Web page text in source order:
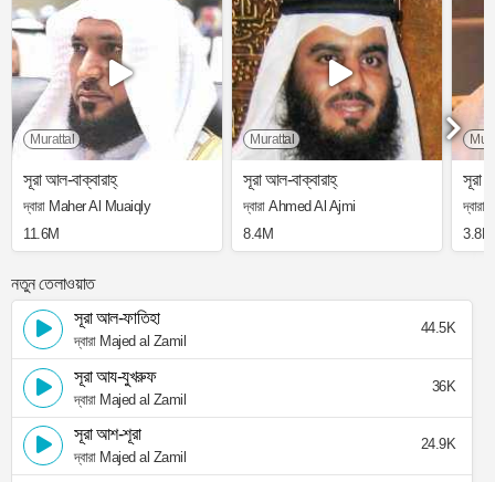
Murattal
সূরা আল-বাক্বারাহ্
দ্বারা Maher Al Muaiqly
11.6M
Murattal
সূরা আল-বাক্বারাহ্
দ্বারা Ahmed Al Ajmi
8.4M
সূরা
3.8M
নতুন তেলাওয়াত
সূরা আল-ফাতিহা
দ্বারা Majed al Zamil
44.5K
সূরা আয-যুখরুফ
দ্বারা Majed al Zamil
36K
সূরা আশ-শূরা
দ্বারা Majed al Zamil
24.9K